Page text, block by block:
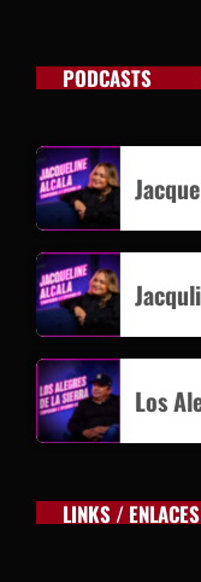
PODCASTS
Los
LINKS / ENLACES